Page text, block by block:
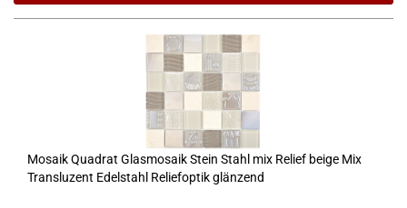
Mosaik Quadrat Glasmosaik Stein Stahl mix Relief beige Mix
Transluzent Edelstahl Reliefoptik glänzend